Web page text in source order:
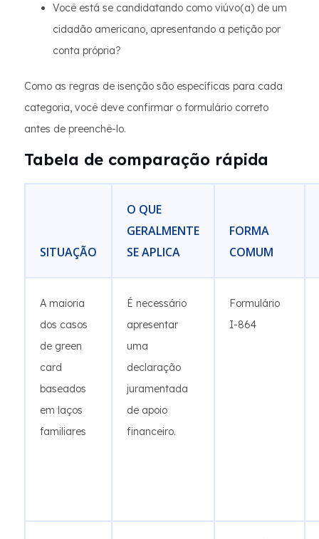
Você está se candidatando como viúvo(a) de um
cidadão americano, apresentando a petição por
conta própria?
Como as regras de isenção são específicas para cada
categoria, você deve confirmar o formulário correto
antes de preenchê-lo.
Tabela de comparação rápida
SITUAÇÃO
O QUE
GERALMENTE
SE APLICA
FORMA
COMUM
A maioria
dos casos
de green
card
baseados
em laços
familiares
É necessário
apresentar
uma
declaração
juramentada
de apoio
financeiro.
Formulário
I-864